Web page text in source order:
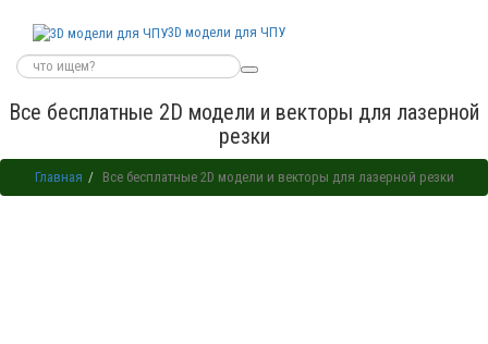
3D модели для ЧПУ
Все бесплатные 2D модели и векторы для лазерной
резки
Главная Все бесплатные 2D модели и векторы для лазерной резки